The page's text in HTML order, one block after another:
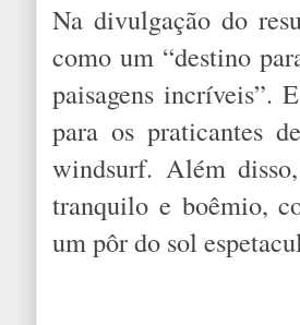
Na divulgação do
como um “destino
paisagens incríveis”.
para os praticantes
windsurf. Além
tranquilo e boêmio,
um pôr do sol